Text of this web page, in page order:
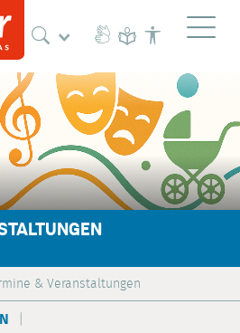
& Veranstaltungen